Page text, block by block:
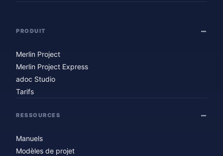
PRODUIT
Merlin Project
Merlin Project Express
adoc Studio
Tarifs
RESSOURCES
Manuels
Modèles de projet